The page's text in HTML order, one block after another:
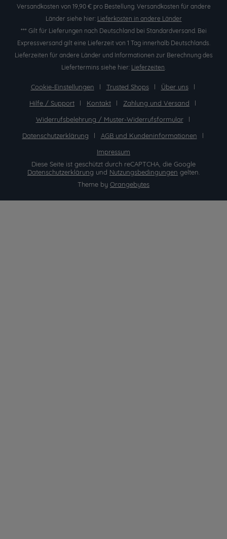
Versandkosten von 19,90 € pro Bestellung. Versandkosten für andere
Länder siehe hier: Lieferkosten in andere Länder
*** Gilt für Lieferungen nach Deutschland bei Standardversand. Bei
Expressversand gilt eine Lieferzeit von 1 Tag innerhalb Deutschlands.
Lieferzeiten für andere Länder und Informationen zur Berechnung des
Liefertermins siehe hier: Lieferzeiten.
Cookie-Einstellungen Trusted Shops
Über uns
Hilfe / Support
Kontakt
Zahlung und Versand
Widerrufsbelehrung / Muster-Widerrufsformular
Datenschutzerklärung
AGB und Kundeninformationen
Impressum
Diese Seite ist geschützt durch reCAPTCHA, die Google
Datenschutzerklärung und Nutzungsbedingungen gelten.
Theme by Orangebytes